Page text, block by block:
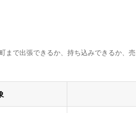
で出張できるか、持ち込みできるか、